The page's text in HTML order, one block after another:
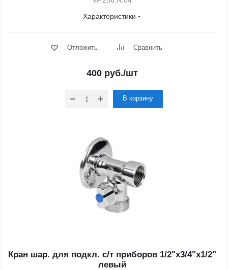
Характеристики
Отложить Сравнить
400 руб./шт
В корзину
Кран шар. для подкл. с/т приборов 1/2"x3/4"x1/2"
левый